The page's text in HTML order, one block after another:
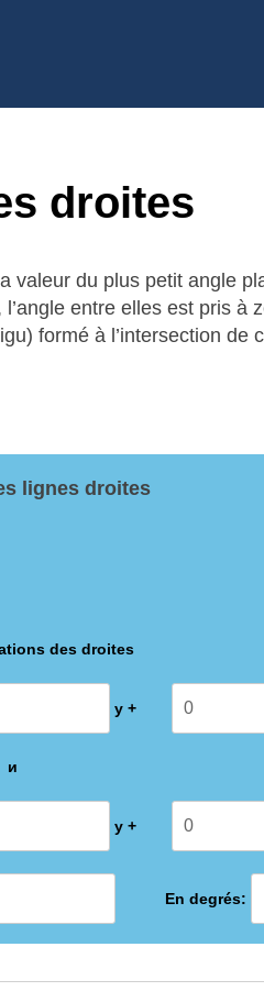
droites
valeur du plus petit angle
entre elles est pris à
formé à l’intersection de
lignes droites
des droites
y +
и
y +
En degrés: